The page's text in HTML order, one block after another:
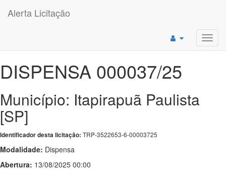
Alerta Licitação
DISPENSA 000037/25
Município: Itapirapuã Paulista
[SP]
Identificador desta licitação: TRP-3522653-6-00003725
Modalidade: Dispensa
Abertura: 13/08/2025 00:00